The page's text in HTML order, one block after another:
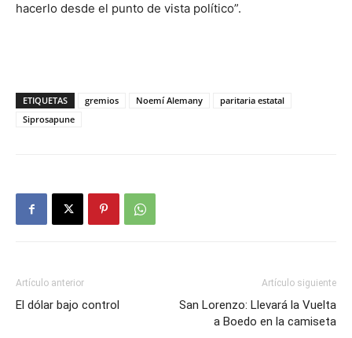
hacerlo desde el punto de vista político”.
ETIQUETAS gremios Noemí Alemany
paritaria estatal
Siprosapune
Artículo anterior
El dólar bajo control
Artículo siguiente
San Lorenzo: Llevará la Vuelta
a Boedo en la camiseta